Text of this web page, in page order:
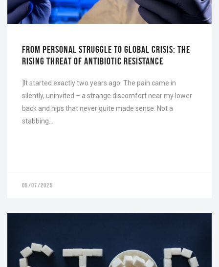
FROM PERSONAL STRUGGLE TO GLOBAL CRISIS: THE
RISING THREAT OF ANTIBIOTIC RESISTANCE
]It started exactly two years ago. The pain came in
silently, uninvited – a strange discomfort near my lower
back and hips that never quite made sense. Not a
stabbing…
05/07/2025